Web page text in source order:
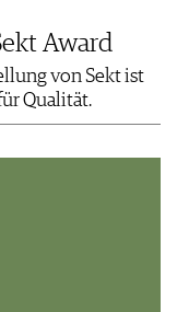
Award
von Sekt ist
Qualität.